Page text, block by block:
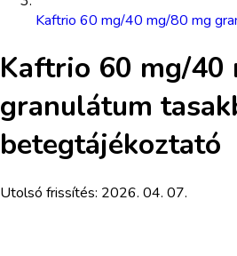
Kaftrio 60 mg/40 mg/80 mg
Kaftrio 60 mg/40
granulátum
betegtájékoztató
Utolsó frissítés: 2026. 04. 07.